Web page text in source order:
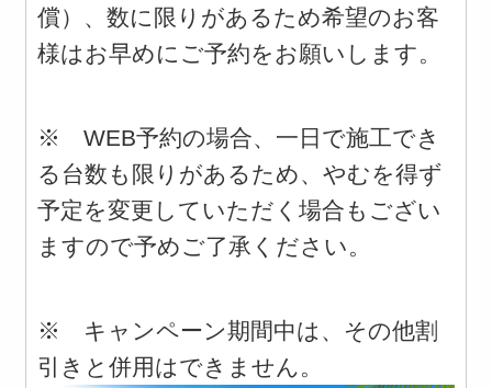
償）、数に限りがあるため希望のお客
様はお早めにご予約をお願いします。
※
WEB予約の場合、一日で施工でき
る台数も限りがあるため、やむを得ず
予定を変更していただく場合もござい
ますので予めご了承ください。
※ キャンペーン期間中は、その他割
引きと併用はできません。